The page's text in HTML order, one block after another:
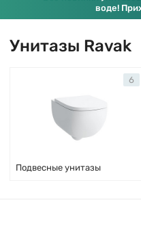
воде!
Унитазы Ravak
Подвесные унитазы
6